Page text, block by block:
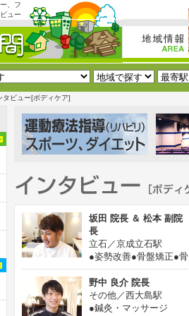
、フ
ュー
タビュー[ボディケア]
坂田 院長 ＆ 松本 副院
長
立石／京成立石駅
●姿勢改善●骨盤矯正●骨
格矯正●整体・カ...
野中 良介 院長
その他／西大島駅
●鍼灸・マッサージ